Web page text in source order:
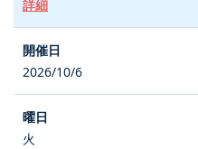
詳細
2026/10/6
火